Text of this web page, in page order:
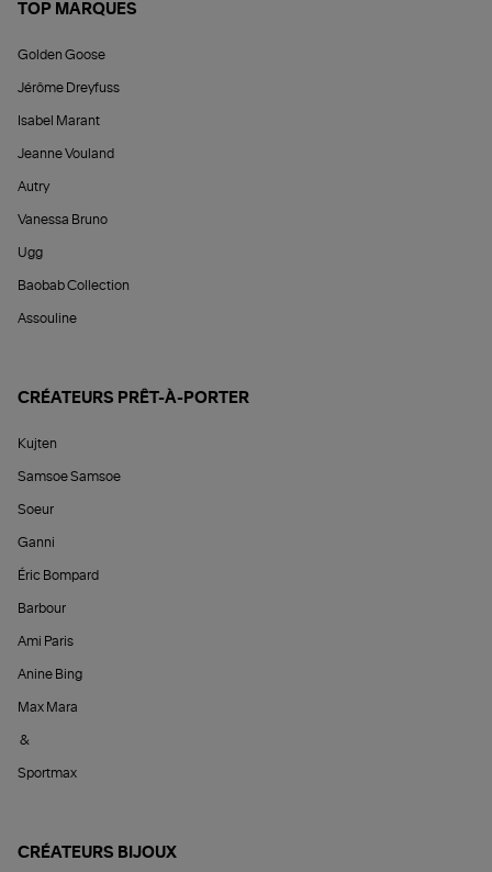
TOP MARQUES
Golden Goose
Jérôme Dreyfuss
Isabel Marant
Jeanne Vouland
Autry
Vanessa Bruno
Ugg
Baobab Collection
Assouline
CRÉATEURS PRÊT-À-PORTER
Kujten
Samsoe Samsoe
Soeur
Ganni
Éric Bompard
Barbour
Ami Paris
Anine Bing
Max Mara
&
Sportmax
CRÉATEURS BIJOUX